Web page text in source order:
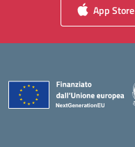
App Store